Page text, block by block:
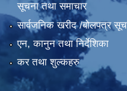
सूचना तथा समाचार
सार्वजनिक खरीद /बोलपत्र
एन, कानुन तथा निर्देशिका
कर तथा शुल्कहरु